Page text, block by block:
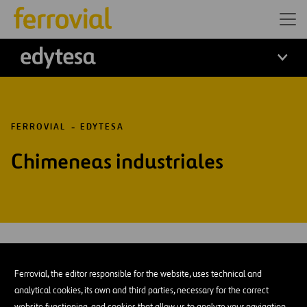
Ferrovial, the editor responsible for the website, uses technical and
analytical cookies, its own and third parties, necessary for the correct
edytesa
FERROVIAL EDYTESA
Chimeneas industriales
Disponemos de una gran experiencia en la ejecución
de chimeneas, tanto de hormigón como metálicas.